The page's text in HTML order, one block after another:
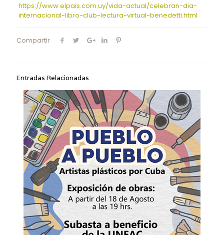
https://www.elpais.com.uy/vida-actual/celebran-dia-
internacional-libro-club-lectura-virtual-benedetti.html
Compartir
Entradas Relacionadas